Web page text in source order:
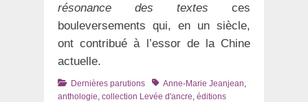
résonance des textes ces
bouleversements qui, en un siècle,
ont contribué à l’essor de la Chine
actuelle.
Catégories
Dernières parutions TagsAnne-Marie Jeanjean
anthologie collection Levée d'ancre éditions